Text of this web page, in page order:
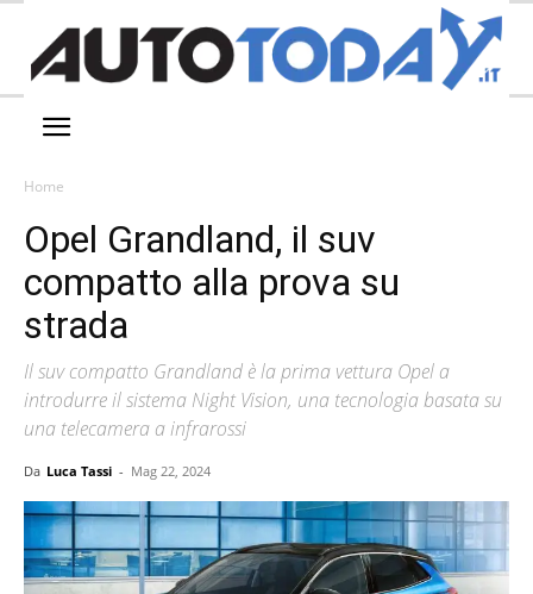
Home
Opel Grandland, il suv
compatto alla prova su
strada
Il suv compatto Grandland è la prima vettura Opel a
introdurre il sistema Night Vision, una tecnologia basata su
una telecamera a infrarossi
Da Luca Tassi - Mag 22, 2024